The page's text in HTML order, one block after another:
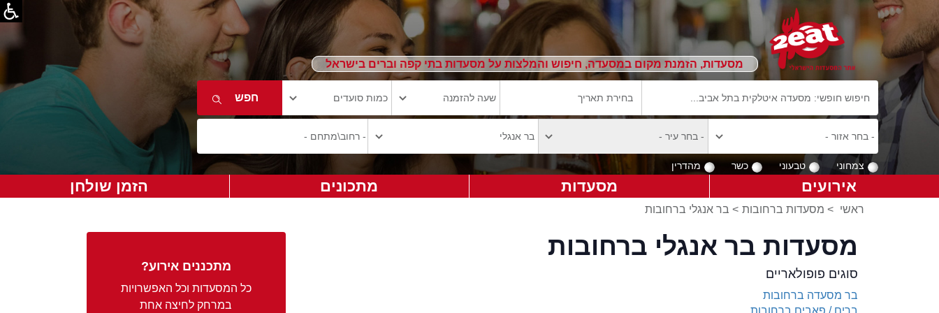
מסעדות, הזמנת מקום במסעדה, חיפוש והמלצות על מסעדות בתי קפה וברים בישראל
צמחוני טבעוני כשר מהדרין
אירועים מסעדות מתכונים הזמן שולחן
ראשי > מסעדות ברחובות > בר אנגלי ברחובות
מתכננים אירוע?
כל המסעדות וכל האפשרויות
במרחק לחיצה אחת
מסעדות בר אנגלי ברחובות
סוגים פופולאריים
בר מסעדה ברחובות
ברים / פאבים ברחובות